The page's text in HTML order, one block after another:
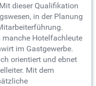
dieser Qualifikation
in der Planung
Hotelfachleute
im Gastgewerbe.
orientiert und ebnet
Mit dem